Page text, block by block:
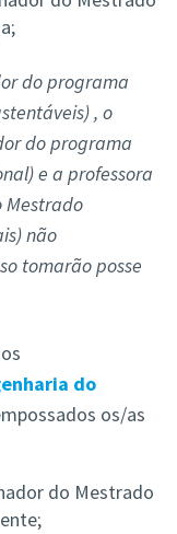
do programa
, o
do programa
e a professora
Mestrado
não
tomarão posse
do
os/as
do Mestrado